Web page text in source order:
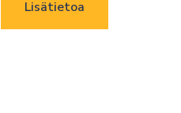
Lisätietoa